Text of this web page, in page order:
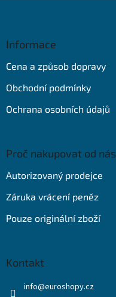
Informace
Cena a způsob dopravy
Obchodní podmínky
Ochrana osobních údajů
Proč nakupovat od nás
Autorizovaný prodejce
Záruka vrácení peněz
Pouze originální zboží
Kontakt
info@euroshopy.cz